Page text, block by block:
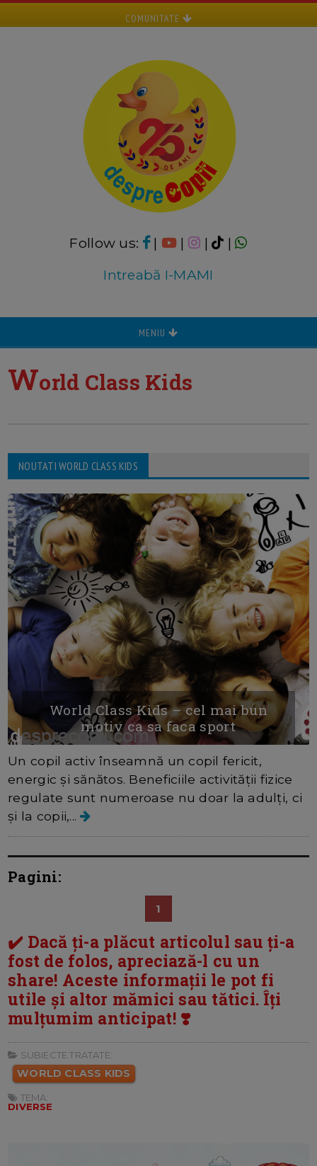
COMUNITATE
Follow us: | | |
|
Intreabă I-MAMI
MENIU
World Class Kids
NOUTATI WORLD CLASS KIDS
World Class Kids – cel mai bun
motiv ca sa faca sport
Un copil activ înseamnă un copil fericit,
energic şi sănătos. Beneficiile activităţii fizice
regulate sunt numeroase nu doar la adulţi, ci
şi la copii,...
Pagini:
1
✔️ Dacă ți-a plăcut articolul sau ți-a
fost de folos, apreciază-l cu un
share! Aceste informații le pot fi
utile și altor mămici sau tătici. Îți
mulțumim anticipat! ❣️
SUBIECTE TRATATE:
WORLD CLASS KIDS
TEMA:
DIVERSE